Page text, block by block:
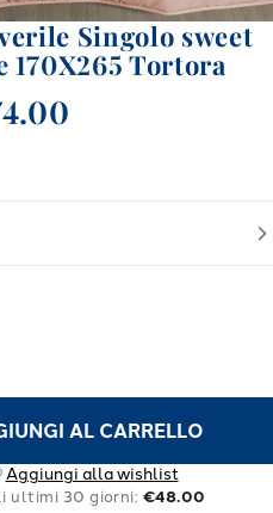
Singolo sweet
170X265 Tortora
AL CARRELLO
Aggiungi alla wishlist
ultimi 30 giorni: €48.00